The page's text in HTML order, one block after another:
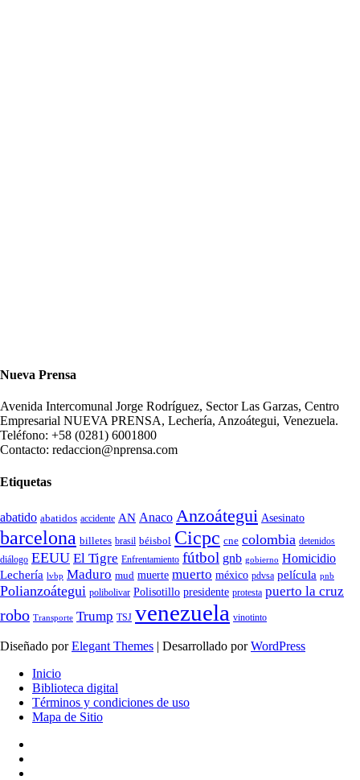
Nueva Prensa
Avenida Intercomunal Jorge Rodríguez, Sector Las Garzas, Centro
Empresarial NUEVA PRENSA, Lechería, Anzoátegui, Venezuela.
Teléfono: +58 (0281) 6001800
Contacto: redaccion@nprensa.com
Etiquetas
abatido abatidos accidente AN Anaco Anzoátegui Asesinato
barcelona billetes brasil béisbol Cicpc cne colombia detenidos
diálogo EEUU El Tigre Enfrentamiento fútbol gnb gobierno Homicidio
Lechería lvbp Maduro mud muerte muerto méxico pdvsa película pnb
Polianzoátegui polibolivar Polisotillo presidente protesta puerto la cruz
robo Transporte Trump TSJ venezuela vinotinto
Diseñado porElegant Themes | Desarrollado porWordPress
Inicio
Biblioteca digital
Términos y condiciones de uso
Mapa de Sitio